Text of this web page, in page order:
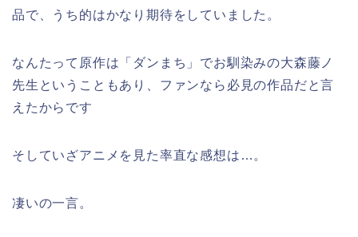
品で、うち的はかなり期待をしていました。
なんたって原作は「ダンまち」でお馴染みの大森藤ノ
先生ということもあり、ファンなら必見の作品だと言
えたからです
そしていざアニメを見た率直な感想は…。
凄いの一言。